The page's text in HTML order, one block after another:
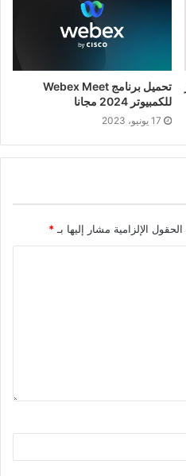
تحميل برنامج Webex Meet
للكمبيوتر 2024 مجانا
17 يونيو، 2023
الحقول الإلزامية مشار إليها بـ*